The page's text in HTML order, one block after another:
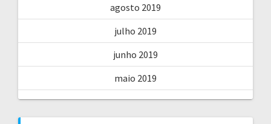
agosto 2019
julho 2019
junho 2019
maio 2019